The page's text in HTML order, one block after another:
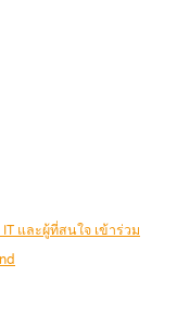
และผู้ที่สนใจ เข้าร่วม